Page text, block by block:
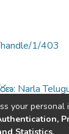
1/403
Narla
your personal